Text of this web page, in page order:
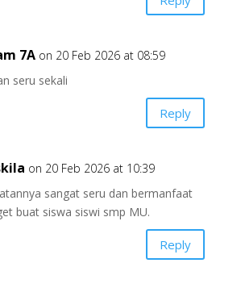
7A on 20 Feb 2026 at 08:59
seru sekali
Reply
on 20 Feb 2026 at 10:39
sangat seru dan bermanfaat
buat siswa siswi smp MU.
Reply